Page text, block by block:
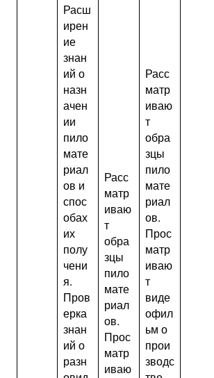
Расш
ирен
ие
знан
ий о
назн
ачен
ии
пило
мате
риал
ов и
спос
обах
их
полу
чени
я.
Пров
ерка
знан
ий о
разн
Расс
матр
иваю
т
обра
зцы
пило
мате
риал
ов.
Прос
матр
иваю
Расс
матр
иваю
т
обра
зцы
пило
мате
риал
ов.
Прос
матр
иваю
т
виде
офил
ьм о
прои
зводс